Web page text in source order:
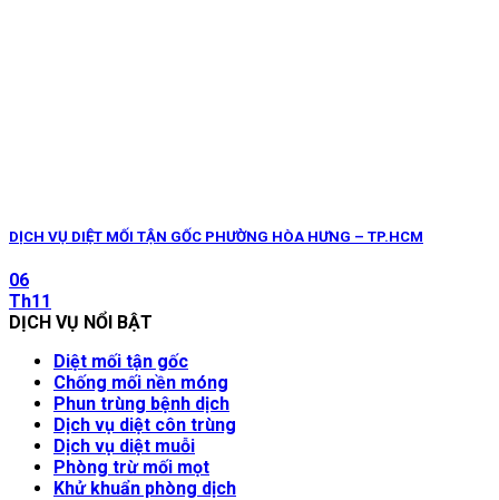
DỊCH VỤ DIỆT MỐI TẬN GỐC PHƯỜNG HÒA HƯNG – TP.HCM
06
Th11
DỊCH VỤ NỔI BẬT
Diệt mối tận gốc
Chống mối nền móng
Phun trùng bệnh dịch
Dịch vụ diệt côn trùng
Dịch vụ diệt muỗi
Phòng trừ mối mọt
Khử khuẩn phòng dịch